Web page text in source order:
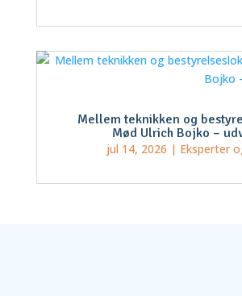
Mellem teknikken og
Mød Ulrich Bojko –
jul 14, 2026 | Eksperter